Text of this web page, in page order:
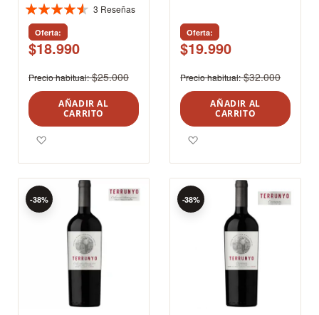
Valoración:
91%
3 Reseñas
Oferta
$18.990
Precio habitual $25.000
AÑADIR AL
CARRITO
Oferta
$19.990
Precio habitual $32.000
AÑADIR AL
CARRITO
-38% -38%